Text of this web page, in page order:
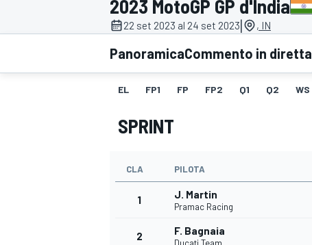
MOTOGP WEC
WRC
2023 MotoGP GP d'India
22 set 2023 al 24 set 2023| , IN
PanoramicaCommento in diretta
EL FP1 FP FP2 Q1 Q2 WS
SPRINT
CLA PILOTA
1 J. Martin
Pramac Racing
2 F. Bagnaia